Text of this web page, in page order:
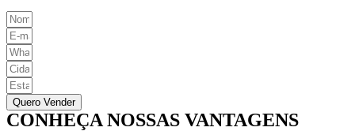
Quero Vender
CONHEÇA NOSSAS VANTAGENS